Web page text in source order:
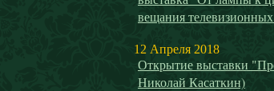
вещания
12 Апреля 2018
Открытие выставки
Николай Касаткин)